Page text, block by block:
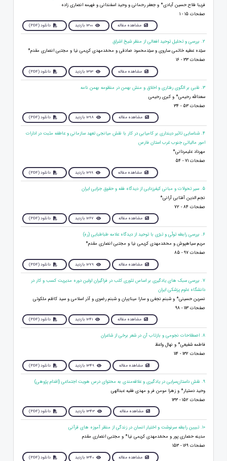
فریبا فلاح حسین آیادی* و جعفر رحمانی و وحید اسفندانی و فهیمه انصاری زاده
صفحات 15 - 1
مشاهده مقاله 1300 بازدید دانلود (PDF)
2. بررسی و تحلیل توحید افعالی از منظر شیخ اشراق
سیّده عطیه خاتمی ساروی و سیّدمحمود صادقی و محمّدمهدی کریمی نیا و مجتبی انصاری مقدم*
صفحات 33 - 16
مشاهده مقاله 1313 بازدید دانلود (PDF)
3. نقبی بر الگوی رفتاری و اخلاق و منش بهمن در منظومه بهمن نامه
سعدالله رحیمی* و کبری رحیمی
صفحات 53 - 34
مشاهده مقاله 1298 بازدید دانلود (PDF)
4. شناسایی تاثیر دینداری بر کامیابی در کار با نقش میانجی تعهد سازمانی و عاطفه مثبت در ادارات
امور مالیاتی جنوب غرب استان فارس
مهرداد علیمردانی*
صفحات 71 - 54
مشاهده مقاله 1299 بازدید دانلود (PDF)
5. سیر تحولات و مبانی کیفرزدایی از دیدگاه فقه و حقوق جزایی ایران
نجم الدین آفتابی آرانی*
صفحات 84 - 72
مشاهده مقاله 1267 بازدید دانلود (PDF)
6. بررسی رابطه تولّی و تبرّی با توحید از دیدگاه علامه طباطبایی (ره)
مریم سیاهپوش و محمّدمهدی کریمی نیا و مجتبی انصاری مقدم*
صفحات 97 - 85
مشاهده مقاله 1279 بازدید دانلود (PDF)
7. بررسی سبک های یادگیری بر اساس تئوری کلب در فراگیران اولین دوره مدیریت کسب و کار در
دانشگاه علوم پزشکی ایران
نسرین حسینی* و شبنم نجفی و سارا میناییان و شبنم رضوی و آذر اسلامی و سید کاظم ملکوتی
صفحات 113 - 98
مشاهده مقاله 1241 بازدید دانلود (PDF)
8. اصطلاحات نجومی و بازتاب آن در شعر برخی از شاعران
فاطمه شفیعی* و نهال واعظ
صفحات 132 - 114
مشاهده مقاله 1349 بازدید دانلود (PDF)
9. نقش داستان‌سرایی در یادگیری و علاقه‌مندی به محتوای درس هویت اجتماعی (اقدام ‌پژوهی)
وحید دستیار* و زهرا مومن فر و مهدی فقیه عبدالهی
صفحات 152 - 133
مشاهده مقاله 1343 بازدید دانلود (PDF)
10. تبیین رابطه سرنوشت و اختیار انسان در زندگی از منظر آموزه های قرآنی
مدینه حصاری پور و محمّدمهدی کریمی نیا* و مجتبی انصاری مقدم
صفحات 169 - 153
مشاهده مقاله 1340 بازدید دانلود (PDF)